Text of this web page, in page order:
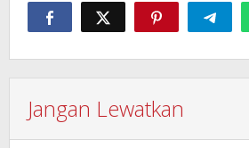
Jangan Lewatkan